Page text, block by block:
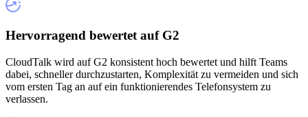
Hervorragend bewertet auf G2
CloudTalk wird auf G2 konsistent hoch bewertet und hilft Teams
dabei, schneller durchzustarten, Komplexität zu vermeiden und sich
vom ersten Tag an auf ein funktionierendes Telefonsystem zu
verlassen.